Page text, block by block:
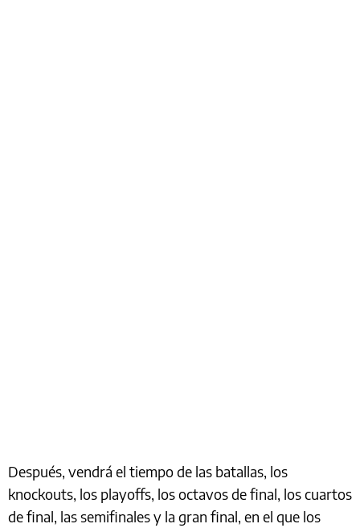
Después, vendrá el tiempo de las batallas, los
knockouts, los playoffs, los octavos de final, los cuartos
de final, las semifinales y la gran final, en el que los